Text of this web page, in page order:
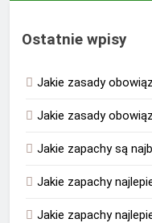
Ostatnie wpisy
Jakie zasady
Jakie zasady
Jakie zapachy są
Jakie zapachy
Jakie zapachy